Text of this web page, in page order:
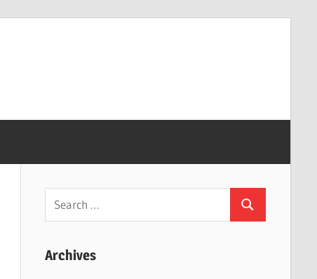
Search
for:
Search
Archives